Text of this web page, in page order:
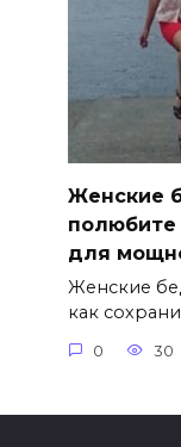
Женские
полюбите
для
Женские
как
0 30